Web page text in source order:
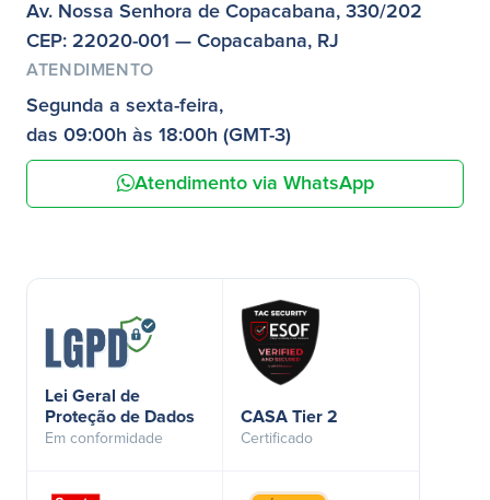
Av. Nossa Senhora de Copacabana, 330/202
CEP: 22020-001 — Copacabana, RJ
ATENDIMENTO
Segunda a sexta-feira,
das 09:00h às 18:00h (GMT-3)
Atendimento via WhatsApp
Lei Geral de
Proteção de Dados
Em conformidade
CASA Tier 2
Certificado